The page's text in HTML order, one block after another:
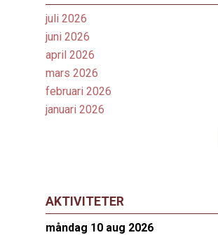
juli 2026
juni 2026
april 2026
mars 2026
februari 2026
januari 2026
AKTIVITETER
måndag 10 aug 2026